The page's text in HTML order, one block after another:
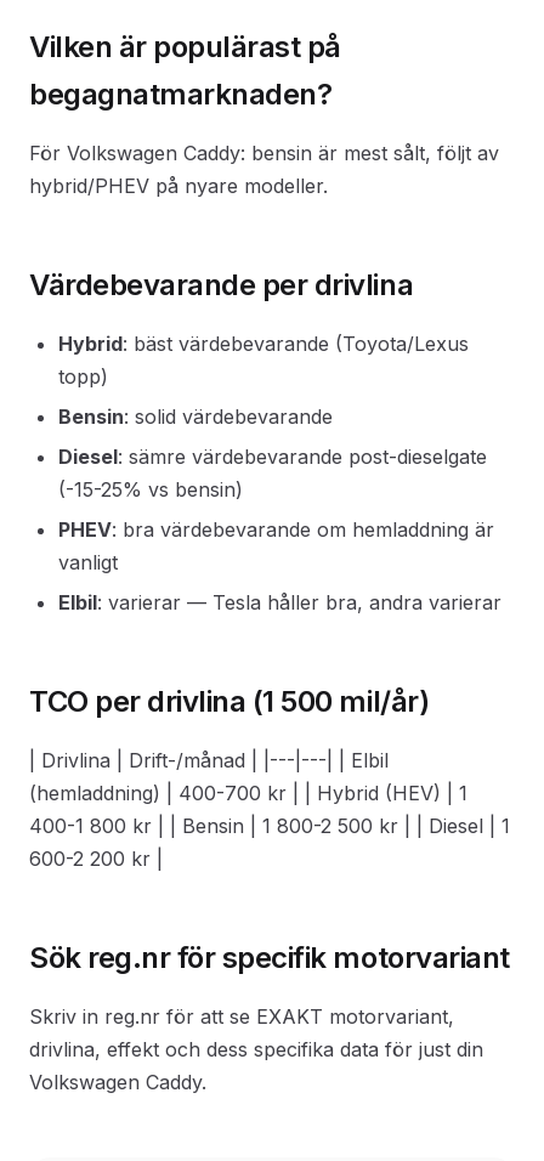
Vilken är populärast på
begagnatmarknaden?
För Volkswagen Caddy: bensin är mest sålt, följt av
hybrid/PHEV på nyare modeller.
Värdebevarande per drivlina
Hybrid: bäst värdebevarande (Toyota/Lexus
topp)
Bensin: solid värdebevarande
Diesel: sämre värdebevarande post-dieselgate
(-15-25% vs bensin)
PHEV: bra värdebevarande om hemladdning är
vanligt
Elbil: varierar — Tesla håller bra, andra varierar
TCO per drivlina (1 500 mil/år)
| Drivlina | Drift-/månad | |---|---| | Elbil
(hemladdning) | 400-700 kr | | Hybrid (HEV) | 1
400-1 800 kr | | Bensin | 1 800-2 500 kr | | Diesel | 1
600-2 200 kr |
Sök reg.nr för specifik motorvariant
Skriv in reg.nr för att se EXAKT motorvariant,
drivlina, effekt och dess specifika data för just din
Volkswagen Caddy.